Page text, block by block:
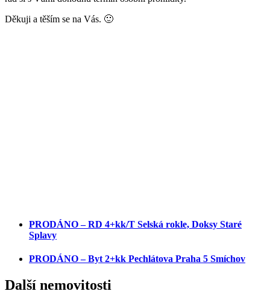
Děkuji a těším se na Vás. 🙂
PRODÁNO – RD 4+kk/T Selská rokle, Doksy Staré
Splavy
PRODÁNO – Byt 2+kk Pechlátova Praha 5 Smíchov
Další nemovitosti